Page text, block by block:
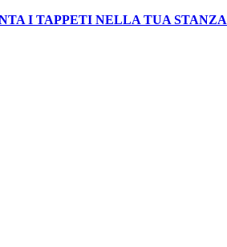
I TAPPETI NELLA TUA STANZA